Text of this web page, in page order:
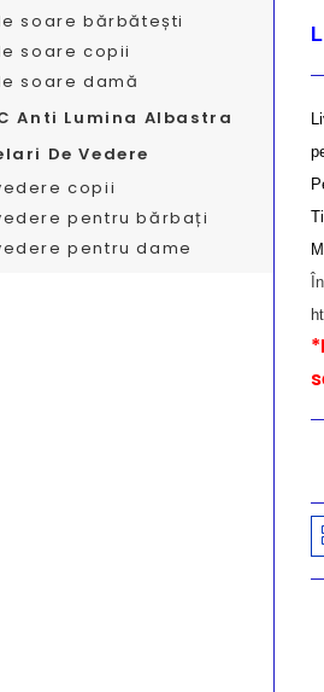
soare bărbătești
soare copii
soare damă
Anti Lumina Albastra
De Vedere
copii
pentru bărbați
pentru dame